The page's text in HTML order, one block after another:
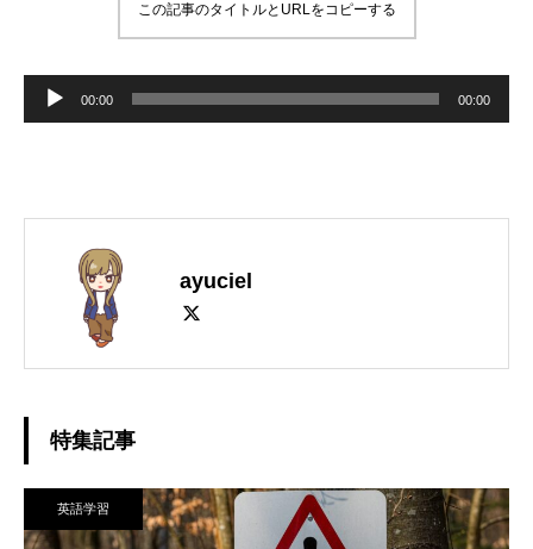
この記事のタイトルとURLをコピーする
プ
00:00 00:00
ayuciel
特集記事
英語学習